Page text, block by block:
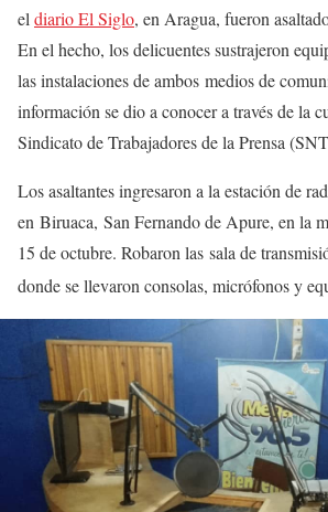
el diario El Siglo, en Aragua, fueron
En el hecho, los delicuentes sustrajeron
las instalaciones de ambos medios de
información se dio a conocer a través de la
Sindicato de Trabajadores de la Prensa
Los asaltantes ingresaron a la estación de
en Biruaca, San Fernando de Apure, en la
15 de octubre. Robaron las sala de
donde se llevaron consolas, micrófonos y